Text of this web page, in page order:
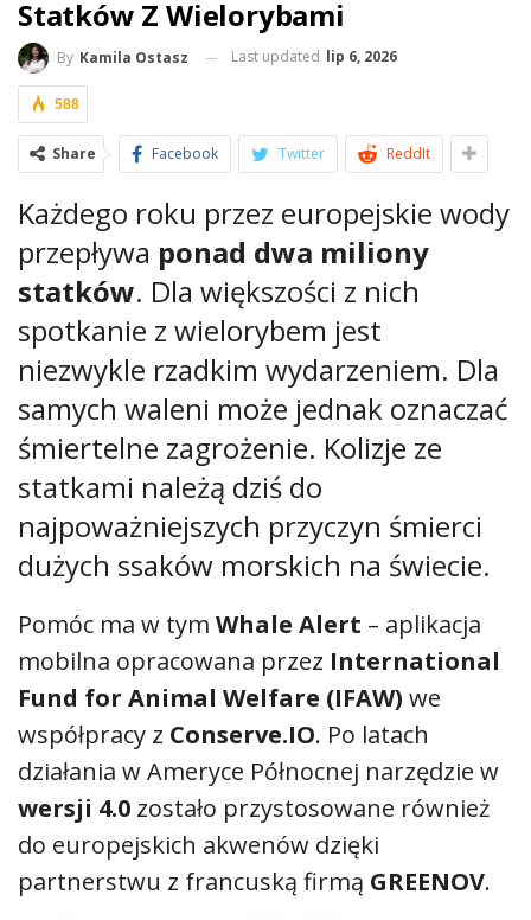
Statków Z Wielorybami
By Kamila Ostasz Last updated lip 6, 2026
588
Share Facebook Twitter ReddIt
Każdego roku przez europejskie wody
przepływa ponad dwa miliony
statków. Dla większości z nich
spotkanie z wielorybem jest
niezwykle rzadkim wydarzeniem. Dla
samych waleni może jednak oznaczać
śmiertelne zagrożenie. Kolizje ze
statkami należą dziś do
najpoważniejszych przyczyn śmierci
dużych ssaków morskich na świecie.
Pomóc ma w tym Whale Alert – aplikacja
mobilna opracowana przez International
Fund for Animal Welfare (IFAW) we
współpracy z Conserve.IO. Po latach
działania w Ameryce Północnej narzędzie w
wersji 4.0 zostało przystosowane również
do europejskich akwenów dzięki
partnerstwu z francuską firmą GREENOV.